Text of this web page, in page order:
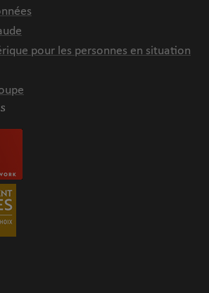
pour les personnes en situation